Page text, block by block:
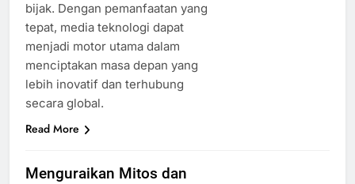
bijak. Dengan pemanfaatan yang
tepat, media teknologi dapat
menjadi motor utama dalam
menciptakan masa depan yang
lebih inovatif dan terhubung
secara global.
Read More
Menguraikan Mitos dan